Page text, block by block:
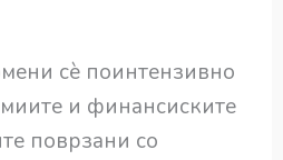
сè поинтензивно
и финансиските
поврзани со